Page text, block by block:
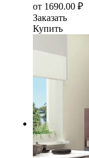
от 1690.00 ₽
Заказать
Купить